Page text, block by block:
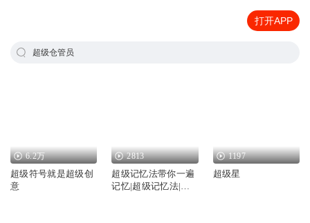
打开APP
超级仓管员
6.2万
超级符号就是超级创
意
2813
超级记忆法带你一遍
记忆|超级记忆法|超
1197
超级星